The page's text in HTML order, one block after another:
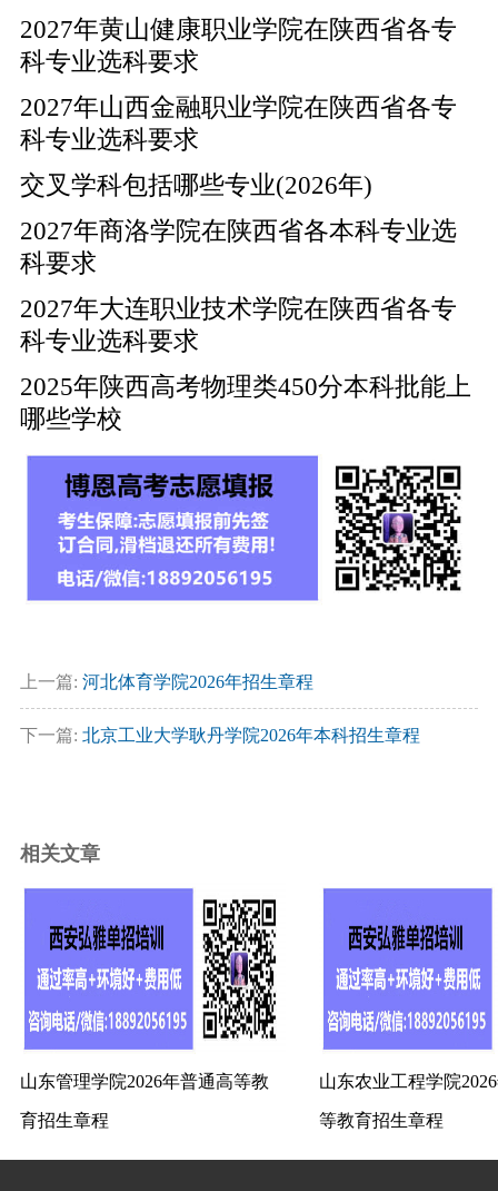
2027年黄山健康职业学院在陕西省各专
科专业选科要求
2027年山西金融职业学院在陕西省各专
科专业选科要求
交叉学科包括哪些专业(2026年)
2027年商洛学院在陕西省各本科专业选
科要求
2027年大连职业技术学院在陕西省各专
科专业选科要求
2025年陕西高考物理类450分本科批能上
哪些学校
上一篇: 河北体育学院2026年招生章程
下一篇: 北京工业大学耿丹学院2026年本科招生章程
相关文章
山东管理学院2026年普通高等教
育招生章程
山东农业工程学院
等教育招生章程